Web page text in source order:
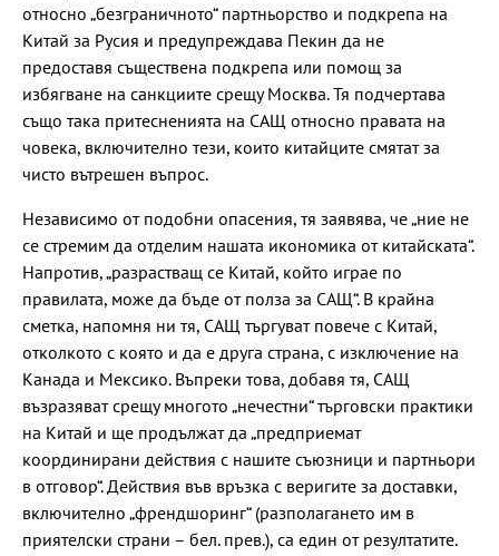
относно „безграничното“ партньорство и подкрепа на
Китай за Русия и предупреждава Пекин да не
предоставя съществена подкрепа или помощ за
избягване на санкциите срещу Москва. Тя подчертава
също така притесненията на САЩ относно правата на
човека, включително тези, които китайците смятат за
чисто вътрешен въпрос.
Независимо от подобни опасения, тя заявява, че „ние не
се стремим да отделим нашата икономика от китайската“.
Напротив, „разрастващ се Китай, който играе по
правилата, може да бъде от полза за САЩ“. В крайна
сметка, напомня ни тя, САЩ търгуват повече с Китай,
отколкото с която и да е друга страна, с изключение на
Канада и Мексико. Въпреки това, добавя тя, САЩ
възразяват срещу многото „нечестни“ търговски практики
на Китай и ще продължат да „предприемат
координирани действия с нашите съюзници и партньори
в отговор“. Действия във връзка с веригите за доставки,
включително „френдшоринг“ (разполагането им в
приятелски страни – бел. прев.), са един от резултатите.